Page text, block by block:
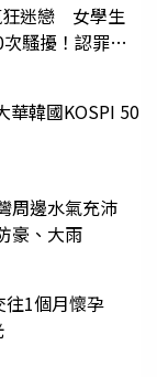
狂迷戀 女學生
騷擾！認罪免
華韓國KOSPI 50
周邊水氣充沛
豪、大雨
往1個月懷孕